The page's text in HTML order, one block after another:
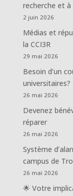
recherche et
2 juin 2026
Médias et
la CCI3R
29 mai 2026
Besoin d’un
universitaires?
26 mai 2026
Devenez
réparer
26 mai 2026
Système
campus de
26 mai 2026
🌟 Votre